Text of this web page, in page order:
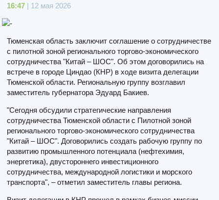
16:47 | 12 мая 2026
Тюменская область заключит соглашение о сотрудничестве
с пилотной зоной регионального торгово-экономического
сотрудничества "Китай – ШОС". Об этом договорились на
встрече в городе Циндао (КНР) в ходе визита делегации
Тюменской области. Региональную группу возглавил
заместитель губернатора Эдуард Бакиев.
"Сегодня обсудили стратегические направления
сотрудничества Тюменской области с Пилотной зоной
регионального торгово-экономического сотрудничества
"Китай – ШОС". Договорились создать рабочую группу по
развитию промышленного потенциала (нефтехимия,
энергетика), двустороннего инвестиционного
сотрудничества, международной логистики и морского
транспорта", – отметил заместитель главы региона.